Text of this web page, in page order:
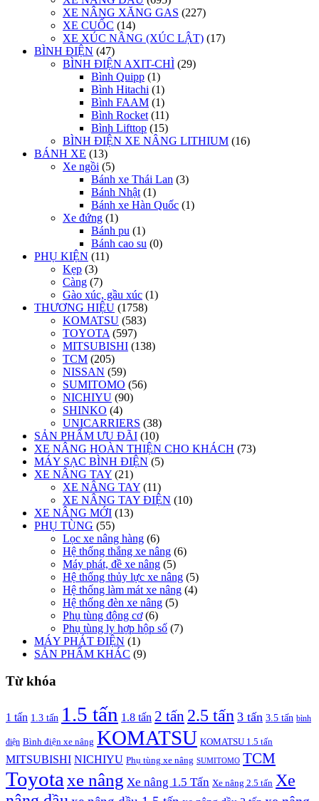
XE NÂNG XĂNG GAS (227)
XE CUỐC (14)
XE XÚC NÂNG (XÚC LẬT) (17)
BÌNH ĐIỆN (47)
BÌNH ĐIỆN AXIT-CHÌ (29)
Bình Quipp (1)
Bình Hitachi (1)
Bình FAAM (1)
Bình Rocket (11)
Bình Lifttop (15)
BÌNH ĐIỆN XE NÂNG LITHIUM (16)
BÁNH XE (13)
Xe ngồi (5)
Bánh xe Thái Lan (3)
Bánh Nhật (1)
Bánh xe Hàn Quốc (1)
Xe đứng (1)
Bánh pu (1)
Bánh cao su (0)
PHỤ KIỆN (11)
Kẹp (3)
Càng (7)
Gào xúc, gầu xúc (1)
THƯƠNG HIỆU (1758)
KOMATSU (583)
TOYOTA (597)
MITSUBISHI (138)
TCM (205)
NISSAN (59)
SUMITOMO (56)
NICHIYU (90)
SHINKO (4)
UNICARRIERS (38)
SẢN PHẨM ƯU ĐÃI (10)
XE NÂNG HOÀN THIỆN CHO KHÁCH (73)
MÁY SẠC BÌNH ĐIỆN (5)
XE NÂNG TAY (21)
XE NÂNG TAY (11)
XE NÂNG TAY ĐIỆN (10)
XE NÂNG MỚI (13)
PHỤ TÙNG (55)
Lọc xe nâng hàng (6)
Hệ thống thắng xe nâng (6)
Máy phát, đề xe nâng (5)
Hệ thống thủy lực xe nâng (5)
Hệ thống làm mát xe nâng (4)
Hệ thống đèn xe nâng (5)
Phụ tùng động cơ (6)
Phụ tùng ly hợp hộp số (7)
MÁY PHÁT ĐIỆN (1)
SẢN PHẨM KHÁC (9)
Từ khóa
1 tấn 1.3 tấn 1.5 tấn 1.8 tấn 2 tấn 2.5 tấn 3 tấn 3.5 tấn bình
điện Bình điện xe nâng KOMATSU KOMATSU 1.5 tấn
MITSUBISHI NICHIYU Phụ tùng xe nâng SUMITOMO TCM
Toyota xe nâng Xe nâng 1.5 Tấn Xe nâng 2.5 tấn Xe